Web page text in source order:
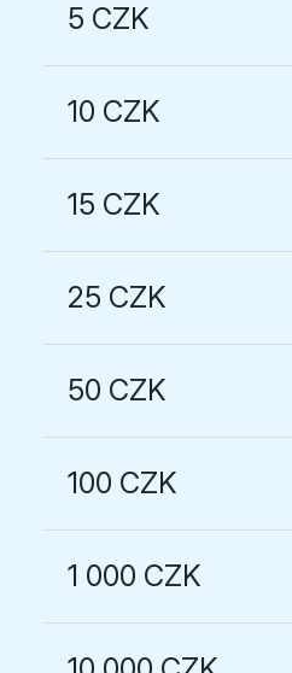
5 CZK
10 CZK
15 CZK
25 CZK
50 CZK
100 CZK
1 000 CZK